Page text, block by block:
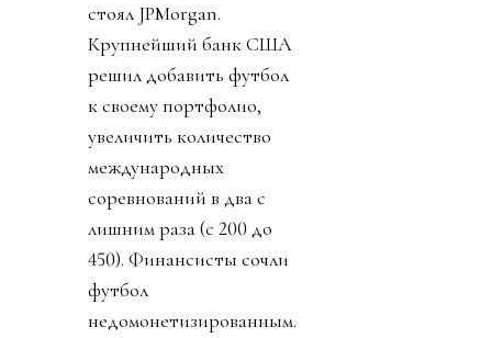
стоял JPMorgan.
Крупнейший банк США
решил добавить футбол
к своему портфолио,
увеличить количество
международных
соревнований в два с
лишним раза (с 200 до
450). Финансисты сочли
футбол
недомонетизированным.